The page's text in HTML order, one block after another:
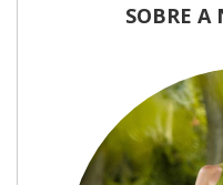
SOBRE A